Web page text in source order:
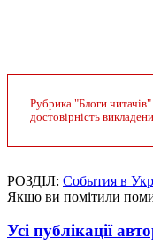
Рубрика "Блоги
достовірність
РОЗДІЛ: События в
Якщо ви помітили
Усі публікації